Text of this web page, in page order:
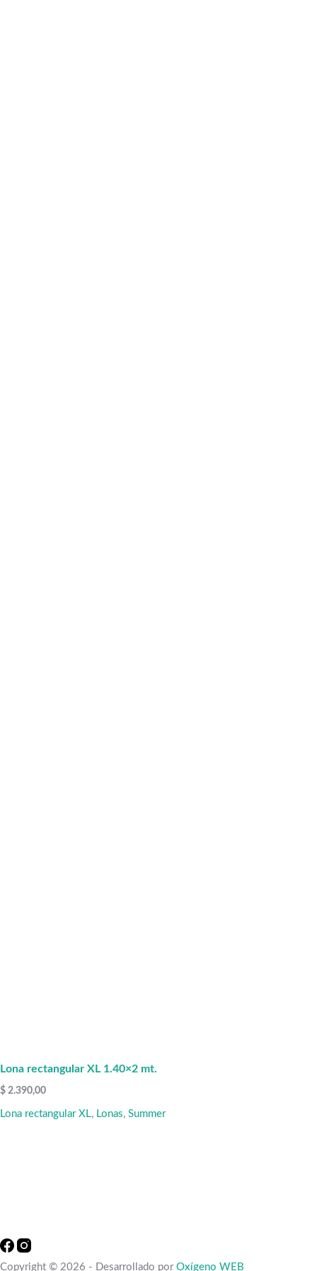
Lona rectangular XL 1.40×2 mt.
$ 2.390,00
Lona rectangular XL, Lonas, Summer
Copyright © 2026 - Desarrollado por Oxígeno WEB